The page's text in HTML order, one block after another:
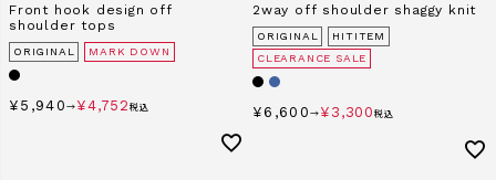
Front hook design off
shoulder tops
ORIGINAL MARK DOWN
¥ 5,940 → ¥4,752 税込
2way off shoulder shaggy knit
ORIGINAL
HITITEM
CLEARANCE SALE
¥ 6,600 → ¥ 3,300 税込